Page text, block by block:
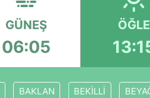
GÜNEŞ
06:05
ÖĞLE
BAKLAN BEKİLLİ